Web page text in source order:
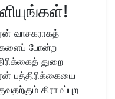
வாசகராகத்
போன்ற
துறை
பத்திரிக்கையை
கிராமப்புற